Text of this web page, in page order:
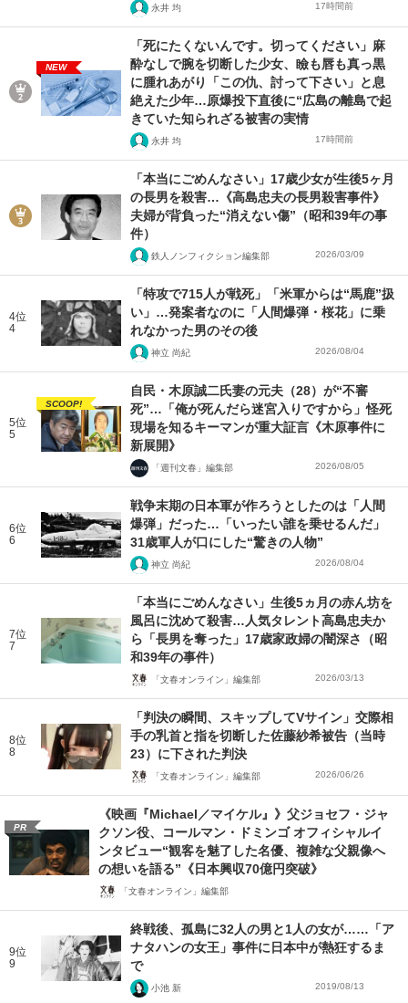
永井 均 17時間前
NEW
「死にたくないんです。切ってください」麻
酔なしで腕を切断した少女、瞼も唇も真っ黒
に腫れあがり「この仇、討って下さい」と息
絶えた少年…原爆投下直後に“広島の離島で起
きていた知られざる被害の実情
永井 均 17時間前
「本当にごめんなさい」17歳少女が生後5ヶ月
の長男を殺害…《高島忠夫の長男殺害事件》
夫婦が背負った“消えない傷”（昭和39年の事
件）
鉄人ノンフィクション編集部 2026/03/09
4位
4
「特攻で715人が戦死」「米軍からは“馬鹿”扱
い」…発案者なのに「人間爆弾・桜花」に乗
れなかった男のその後
神立 尚紀 2026/08/04
5位
5
SCOOP!
自民・木原誠二氏妻の元夫（28）が“不審
死”…「俺が死んだら迷宮入りですから」怪死
現場を知るキーマンが重大証言《木原事件に
新展開》
「週刊文春」編集部 2026/08/05
6位
6
戦争末期の日本軍が作ろうとしたのは「人間
爆弾」だった…「いったい誰を乗せるんだ」
31歳軍人が口にした“驚きの人物”
神立 尚紀 2026/08/04
7位
7
「本当にごめんなさい」生後5ヵ月の赤ん坊を
風呂に沈めて殺害…人気タレント高島忠夫か
ら「長男を奪った」17歳家政婦の闇深さ（昭
和39年の事件）
「文春オンライン」編集部 2026/03/13
8位
8
「判決の瞬間、スキップしてVサイン」交際相
手の乳首と指を切断した佐藤紗希被告（当時
23）に下された判決
「文春オンライン」編集部 2026/06/26
PR
《映画『Michael／マイケル』》父ジョセフ・ジャ
クソン役、コールマン・ドミンゴ オフィシャルイ
ンタビュー“観客を魅了した名優、複雑な父親像へ
の想いを語る”《日本興収70億円突破》
「文春オンライン」編集部
9位
9
終戦後、孤島に32人の男と1人の女が……「ア
ナタハンの女王」事件に日本中が熱狂するま
で
小池 新 2019/08/13